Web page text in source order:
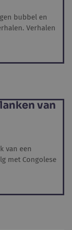
bubbel en
Verhalen
van
van een
met Congolese